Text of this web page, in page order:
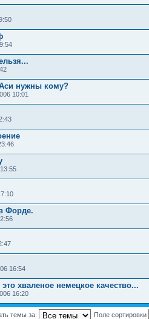
нужны кому?
10:01
Форде.
16:54
хваленое немецкое качество...
16:20
темы за: Поле сортировки